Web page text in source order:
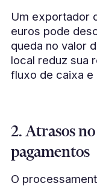
Um exportador
euros pode
queda no valor
local reduz sua
fluxo de caixa e
2. Atrasos
pagamentos
O